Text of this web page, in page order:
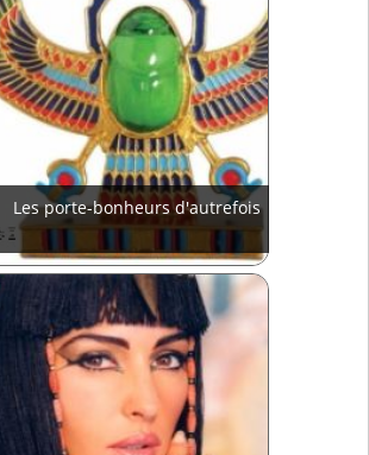
Les porte-bonheurs d'autrefois